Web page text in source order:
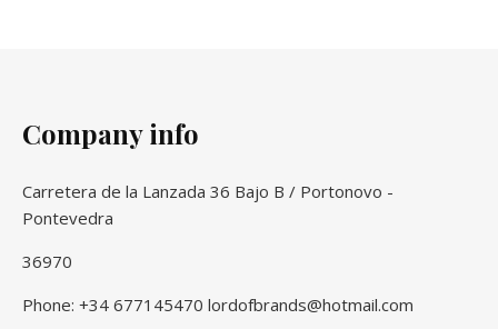
Company info
Carretera de la Lanzada 36 Bajo B / Portonovo -
Pontevedra
36970
Phone: +34 677145470 lordofbrands@hotmail.com